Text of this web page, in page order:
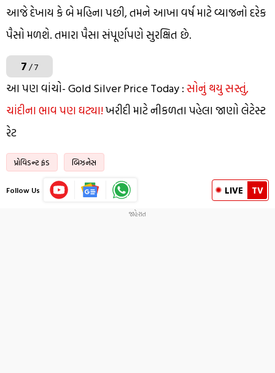
આજે દેખાય કે બે મહિના પછી, તમને આખા વર્ષ માટે વ્યાજનો દરેક
પૈસો મળશે. તમારા પૈસા સંપૂર્ણપણે સુરક્ષિત છે.
7/ 7
આ પણ વાંચો- Gold Silver Price Today :સોનું થયુ સસ્તું,
ચાંદીના ભાવ પણ ઘટ્યા!ખરીદી માટે નીકળતા પહેલા જાણો લેટેસ્ટ
રેટ
પ્રોવિડન્ટ ફંડ બિઝનેસ
Follow Us LIVE TV